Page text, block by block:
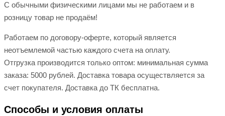
С обычными физическими лицами мы не работаем и в
розницу товар не продаём!
Работаем по договору-оферте, который является
неотъемлемой частью каждого счета на оплату.
Отгрузка производится только оптом: минимальная сумма
заказа: 5000 рублей. Доставка товара осуществляется за
счет покупателя. Доставка до ТК бесплатна.
Способы и условия оплаты